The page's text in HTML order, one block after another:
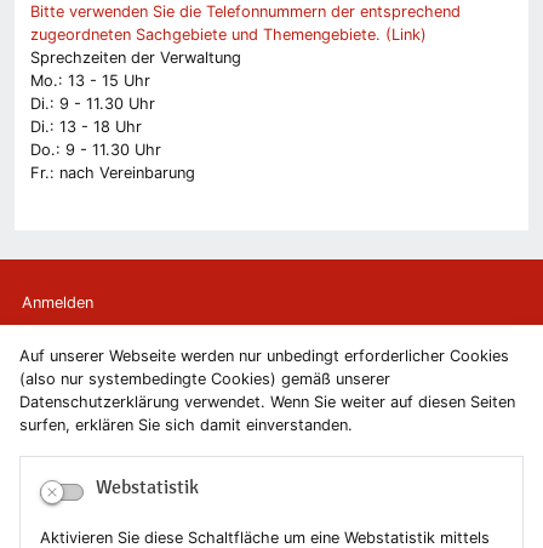
Auf unserer Webseite werden nur unbedingt erforderlicher Cookies
(also nur systembedingte Cookies) gemäß unserer
Datenschutzerklärung verwendet. Wenn Sie weiter auf diesen Seiten
surfen, erklären Sie sich damit einverstanden.
Webstatistik
Aktivieren Sie diese Schaltfläche um eine Webstatistik mittels
Bitte verwenden Sie die Telefonnummern der entsprechend
zugeordneten Sachgebiete und Themengebiete. (Link)
Sprechzeiten der Verwaltung
Mo.: 13 - 15 Uhr
Di.: 9 - 11.30 Uhr
Di.: 13 - 18 Uhr
Do.: 9 - 11.30 Uhr
Fr.: nach Vereinbarung
Anmelden
Kontakt
Newsletter